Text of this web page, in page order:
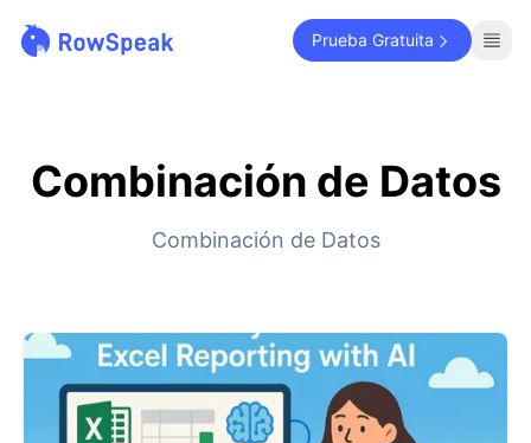
Prueba Gratuita
Combinación de Datos
Combinación de Datos